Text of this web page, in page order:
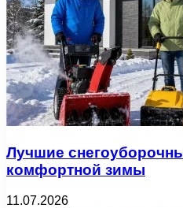
Лучшие
комфортной зимы
11.07.2026